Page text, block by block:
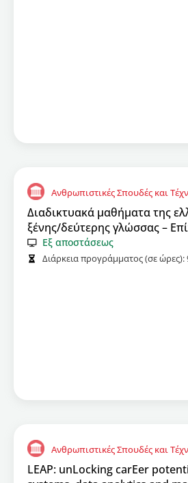
Ανθρωπιστικές Σπουδές και
Διαδικτυακά μαθήματα της
ξένης/δεύτερης γλώσσας –
Εξ αποστάσεως
Διάρκεια προγράμματος (σε ώρες):
Ανθρωπιστικές Σπουδές και
LEAP: unLocking carEer